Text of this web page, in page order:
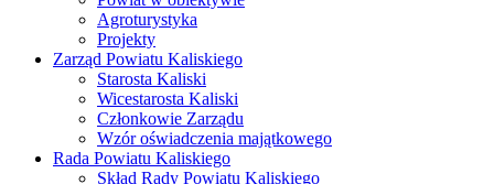
Agroturystyka
Projekty
Zarząd Powiatu Kaliskiego
Starosta Kaliski
Wicestarosta Kaliski
Członkowie Zarządu
Wzór oświadczenia majątkowego
Rada Powiatu Kaliskiego
Skład Rady Powiatu Kaliskiego